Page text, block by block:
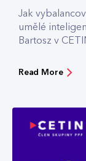
Jak
umělé
Bartosz v
Read More